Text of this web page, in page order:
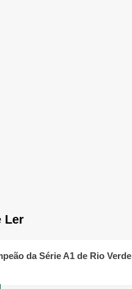
Ler
da Série A1 de Rio Verde